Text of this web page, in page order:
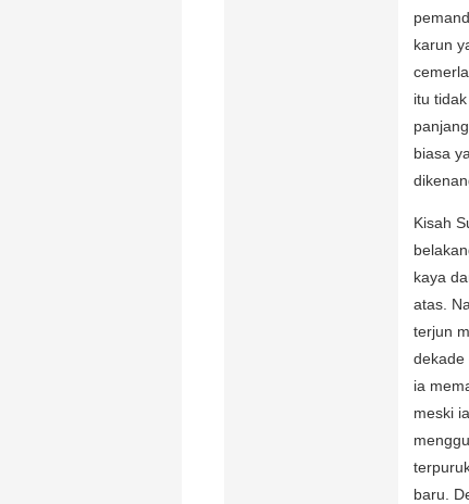
karun
itu
biasa
Kisah
kaya
atas.
terjun
dekade
ia
meski
baru.